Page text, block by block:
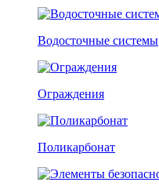
Водосточные системы
Ограждения
Поликарбонат